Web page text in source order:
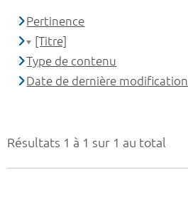
Résultats 1 à 1 sur 1 au total
Pertinence
[Titre]
Type de contenu
Date de dernière modification